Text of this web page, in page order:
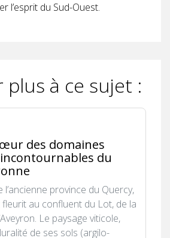
l’esprit du Sud-Ouest.
plus à ce sujet :
des domaines
du
province du Quercy,
au confluent du Lot, de la
Le paysage viticole,
de ses sols (argilo-